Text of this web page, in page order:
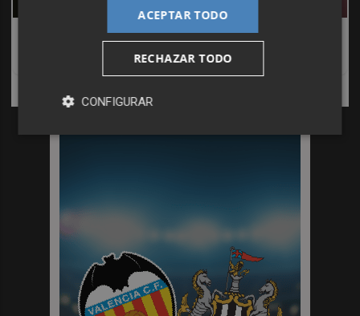
Tu memoria y la música
Esa canción antigua que no olvidas tiene una explicación
ACEPTAR TODO
RECHAZAR TODO
CONFIGURAR